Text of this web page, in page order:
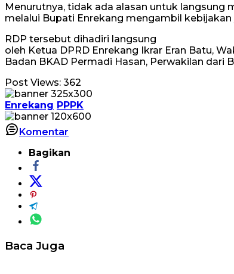
Menurutnya, tidak ada alasan untuk langsung
melalui Bupati Enrekang mengambil
RDP tersebut dihadiri langsung
oleh Ketua DPRD Enrekang Ikrar Eran Batu,
Badan BKAD Permadi Hasan, Perwakilan dari
Post Views: 362
Enrekang PPPK
Komentar
Bagikan
Baca Juga